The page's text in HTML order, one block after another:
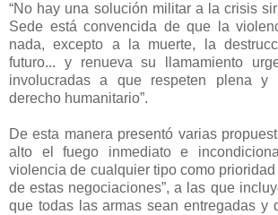
“No hay una solución militar a la crisis
Sede está convencida de que la
nada, excepto a la muerte, la
futuro... y renueva su llamamiento
involucradas a que respeten plena y
derecho humanitario”.
De esta manera presentó varias
alto el fuego inmediato e
violencia de cualquier tipo como
de estas negociaciones”, a las que
que todas las armas sean entregadas y